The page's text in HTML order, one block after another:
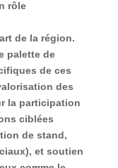
rôle
de la région.
palette de
de ces
des
la participation
ciblées
de stand,
et soutien